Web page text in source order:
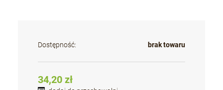
Dostępność: brak towaru
34,20 zł